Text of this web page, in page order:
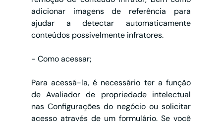
adicionar imagens de referência para
ajudar a detectar automaticamente
conteúdos possivelmente infratores.
- Como acessar;
Para acessá-la, é necessário ter a função
de Avaliador de propriedade intelectual
nas Configurações do negócio ou solicitar
acesso através de um formulário. Se você